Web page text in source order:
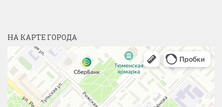
НА КАРТЕ ГОРОДА